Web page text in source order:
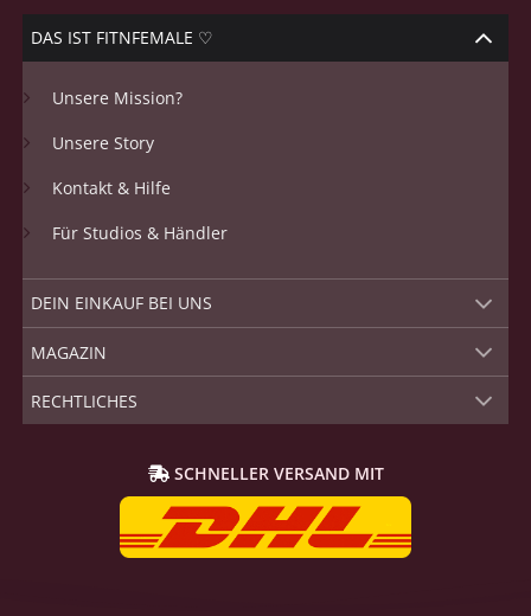
DAS IST FITNFEMALE ♡
Unsere Mission?
Unsere Story
Kontakt & Hilfe
Für Studios & Händler
DEIN EINKAUF BEI UNS
MAGAZIN
RECHTLICHES
SCHNELLER VERSAND MIT